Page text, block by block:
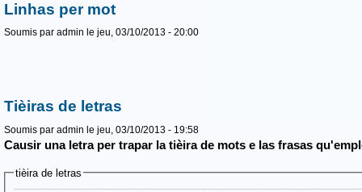
Linhas per mot
Soumis par admin le jeu, 03/10/2013 - 20:00
Tièiras de letras
Soumis par admin le jeu, 03/10/2013 - 19:58
Causir una letra per trapar la tièira de mots e las frasas
tièira de letras